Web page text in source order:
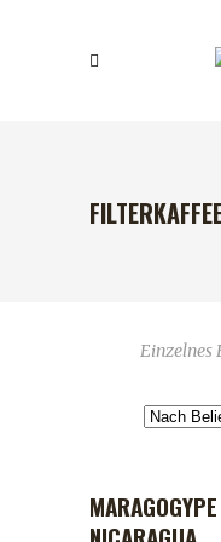
Einzelnes
IN
MARAGOGYPE